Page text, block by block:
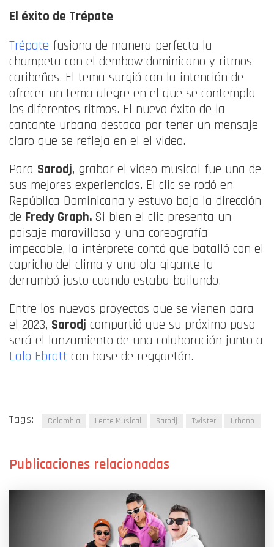
El éxito de Trépate
Trépate fusiona de manera perfecta la
champeta con el dembow dominicano y ritmos
caribeños. El tema surgió con la intención de
ofrecer un tema alegre en el que se contempla
los diferentes ritmos. El nuevo éxito de la
cantante urbana destaca por tener un mensaje
claro que se refleja en el el video.
Para Sarodj, grabar el video musical fue una de
sus mejores experiencias. El clic se rodó en
República Dominicana y estuvo bajo la dirección
de Fredy Graph. Si bien el clic presenta un
paisaje maravillosa y una coreografía
impecable, la intérprete contó que batalló con el
capricho del clima y una ola gigante la
derrumbó justo cuando estaba bailando.
Entre los nuevos proyectos que se vienen para
el 2023, Sarodj compartió que su próximo paso
será el lanzamiento de una colaboración junto a
Lalo Ebratt con base de reggaetón.
Tags: Colombia Lente Musical Sarodj Twister Urbano